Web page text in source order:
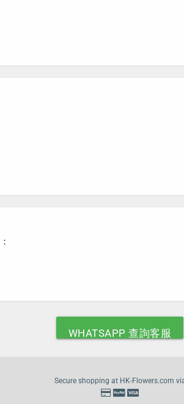
WHATSAPP 查詢客服
Secure shopping at HK-Flowers.com